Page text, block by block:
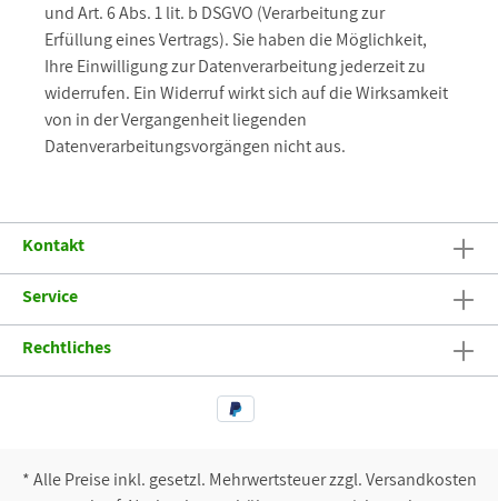
und Art. 6 Abs. 1 lit. b DSGVO (Verarbeitung zur
Erfüllung eines Vertrags). Sie haben die Möglichkeit,
Ihre Einwilligung zur Datenverarbeitung jederzeit zu
widerrufen. Ein Widerruf wirkt sich auf die Wirksamkeit
von in der Vergangenheit liegenden
Datenverarbeitungsvorgängen nicht aus.
Kontakt
Service
Rechtliches
* Alle Preise inkl. gesetzl. Mehrwertsteuer zzgl. Versandkosten